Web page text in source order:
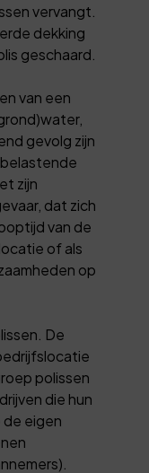
vervangt.
dekking
geschaard.
van een
gevolg zijn
zijn
dat zich
van de
of als
op
De
polissen
die hun
de eigen